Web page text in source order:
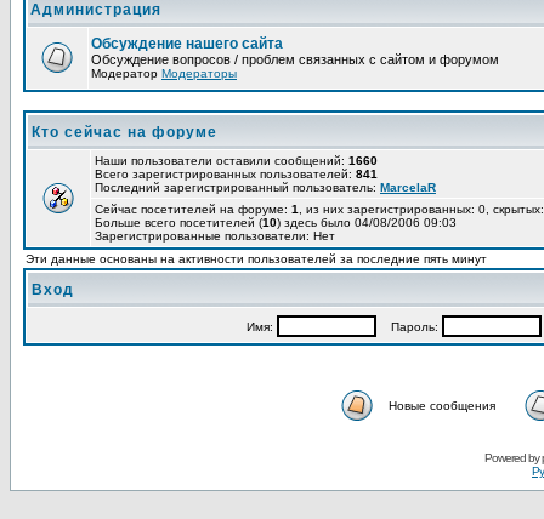
Администрация
Обсуждение нашего сайта
Обсуждение вопросов / проблем связанных с сайтом и форумом
Модератор Модераторы
Кто сейчас на форуме
Наши пользователи оставили сообщений: 1660
Всего зарегистрированных пользователей: 841
Последний зарегистрированный пользователь: MarcelaR
Сейчас посетителей на форуме: 1
, из них зарегистрированных: 0,
Больше всего посетителей (10) здесь было 04/08/2006 09:03
Зарегистрированные пользователи: Нет
Эти данные основаны на активности пользователей за последние пять минут
Вход
Имя: Пароль:
Новые сообщения
Powered by